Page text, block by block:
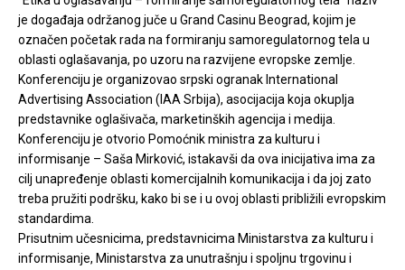
je događaja održanog juče u Grand Casinu Beograd, kojim je
označen početak rada na formiranju samoregulatornog tela u
oblasti oglašavanja, po uzoru na razvijene evropske zemlje.
Konferenciju je organizovao srpski ogranak International
Advertising Association (IAA Srbija), asocijacija koja okuplja
predstavnike oglašivača, marketinških agencija i medija.
Konferenciju je otvorio Pomoćnik ministra za kulturu i
informisanje – Saša Mirković, istakavši da ova inicijativa ima za
cilj unapređenje oblasti komercijalnih komunikacija i da joj zato
treba pružiti podršku, kako bi se i u ovoj oblasti približili evropskim
standardima.
Prisutnim učesnicima, predstavnicima Ministarstva za kulturu i
informisanje, Ministarstva za unutrašnju i spoljnu trgovinu i